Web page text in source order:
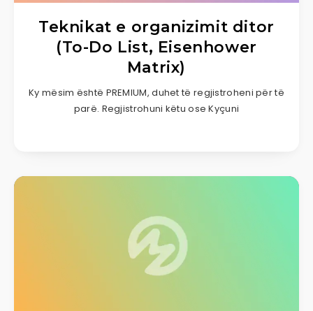
Teknikat e organizimit ditor
(To-Do List, Eisenhower
Matrix)
Ky mësim është PREMIUM, duhet të regjistroheni për të
parë. Regjistrohuni këtu ose Kyçuni